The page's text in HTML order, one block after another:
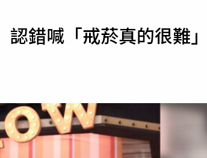
運勢
錯喊「戒菸真的很難